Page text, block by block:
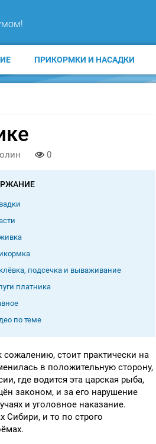
ПРИКОРМКИ И НАСАДКИ
0
подсечка и вываживание
платника
по теме
стоит практически на
в положительную сторону,
где водится эта царская рыба,
законом, и за его нарушение
и уголовное наказание.
Сибири, и то по строго